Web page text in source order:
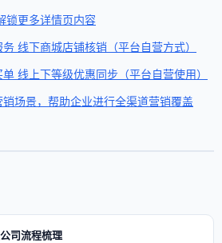
锁更多详情页内容
线下商城店铺核销（平台自营方式）
线上下等级优惠同步（平台自营使用）
场景，帮助企业进行全渠道营销覆盖
司流程梳理